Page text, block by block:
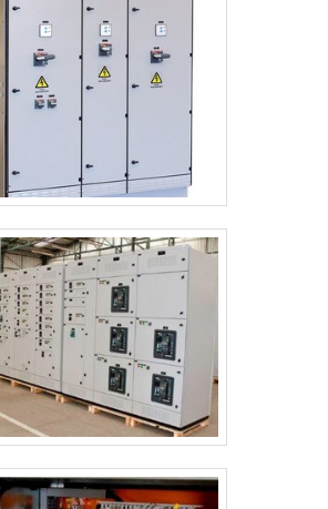
conhecida por ser
com os serviços e
possíveis pelo
ter escritório de alta
realizadas as atividades
de última geração. Tudo
a uma equipe com
aptos para ajudar a
os mais diversos
para manutenção e
e profissionais com
nas diversas áreas de
o ciclo de entrega com
toda a carteira de clientes..